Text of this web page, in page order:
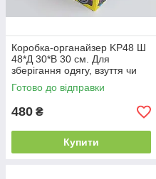
Коробка-органайзер KP48 Ш
48*Д 30*В 30 см. Для
зберігання одягу, взуття чи
невеликих предметів
Готово до відправки
480 ₴
Купити